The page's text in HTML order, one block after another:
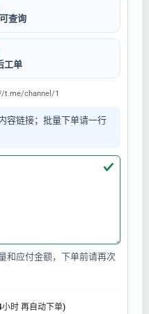
查询
工单
t.me/channel/1
容链接；批量下单请一行
和应付金额，下单前请再次
时 再自动下单)